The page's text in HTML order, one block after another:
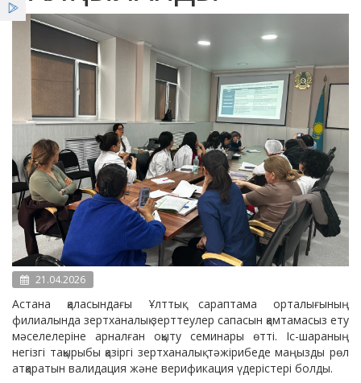
Қызметтер
Жеңілдіктер
Жаңалықтар
21.04.2026
Астана қаласындағы Ұлттық сараптама орталығының
филиалында зертханалық зерттеулер сапасын қамтамасыз ету
мәселелеріне арналған оқыту семинары өтті. Іс-шараның
негізгі тақырыбы қазіргі зертханалық тәжірибеде маңызды рөл
атқаратын валидация және верификация үдерістері болды.